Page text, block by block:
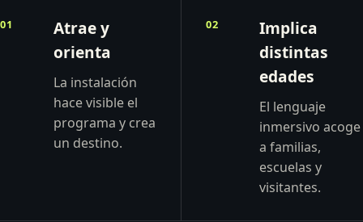
01
Atrae y
orienta
La instalación
hace visible el
programa y crea
un destino.
02
Implica
distintas
edades
El lenguaje
inmersivo acoge
a familias,
escuelas y
visitantes.